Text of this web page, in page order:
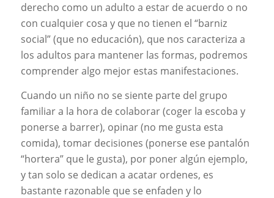
derecho como un adulto a estar de acuerdo o no
con cualquier cosa y que no tienen el “barniz
social” (que no educación), que nos caracteriza a
los adultos para mantener las formas, podremos
comprender algo mejor estas manifestaciones.
Cuando un niño no se siente parte del grupo
familiar a la hora de colaborar (coger la escoba y
ponerse a barrer), opinar (no me gusta esta
comida), tomar decisiones (ponerse ese pantalón
“hortera” que le gusta), por poner algún ejemplo,
y tan solo se dedican a acatar ordenes, es
bastante razonable que se enfaden y lo